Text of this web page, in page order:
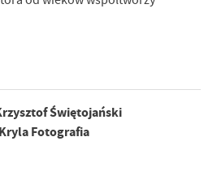
Świętojański
Fotografia